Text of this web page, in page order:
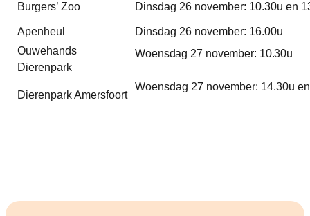
Burgers’ Zoo Dinsdag 26 november: 10.30u en
Apenheul
Dinsdag 26 november: 16.00u
Ouwehands
Dierenpark
Woensdag 27 november: 10.30u
Dierenpark Amersfoort
Woensdag 27 november: 14.30u